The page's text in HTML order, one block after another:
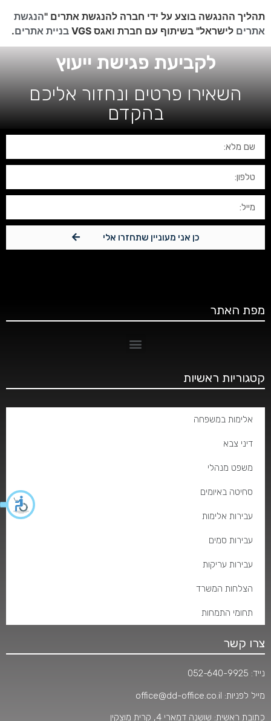
תהליך ההנגשה בוצע על ידי חברה להנגשת אתרים "הנגשת
אתרים לישראל" בשיתוף עם חברת ואגס VGS בניית אתרים.
לקביעת פגישת ייעוץ
השאירו פרטים ונחזור אליכם
בהקדם
כן אני מעוניין שתחזרו אלי
מפת האתר
קטגוריות ראשיות
אלימות במשפחה
דיני צבא
משפט מנהלי
סחיטה באיומים
עבירות אלימות
עבירות סמים
עבירות עריקות
הצלחות המשרד
תחומי התמחות
צרו קשר
נייד: 052-640-9925
מייל לפניות: office@dd-office.co.il
כתובת ראשית: שושנה דמארי 4, קרית מוצקין